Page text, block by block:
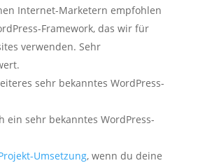
Internet-Marketern empfohlen
Framework, das wir für
verwenden. Sehr
sehr bekanntes WordPress-
ein sehr bekanntes WordPress-
Umsetzung, wenn du deine